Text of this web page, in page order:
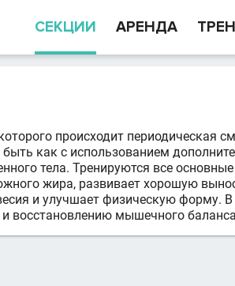
СЕКЦИИ АРЕНДА
происходит периодическая
как с использованием
тела. Тренируются все
жира, развивает хорошую
и улучшает физическую форму.
восстановлению мышечного